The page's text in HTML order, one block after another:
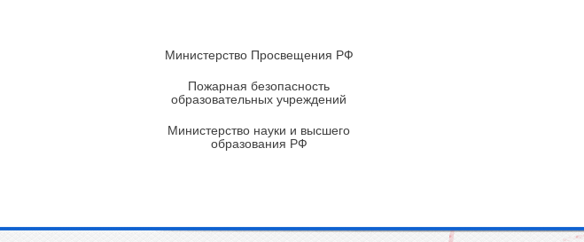
Министерство Просвещения РФ
Пожарная безопасность
образовательных учреждений
Министерство науки и высшего
образования РФ